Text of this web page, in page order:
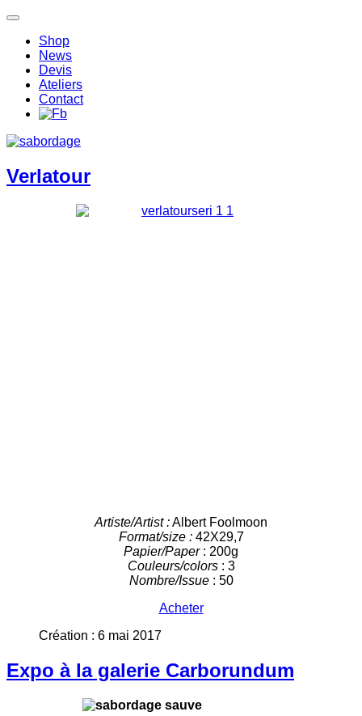
Shop
News
Devis
Ateliers
Contact
Verlatour
Artiste/Artist :Albert Foolmoon
Format/size :42X29,7
Papier/Paper: 200g
Couleurs/colors: 3
Nombre/Issue: 50
Acheter
Création : 6 mai 2017
Expo à la galerie Carborundum